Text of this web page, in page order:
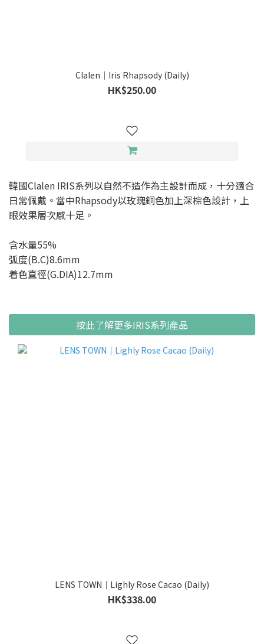
Clalen｜Iris Rhapsody (Daily)
HK$250.00
韓國Clalen IRIS系列以自然不造作為主設計而成，十分適合
日常佩戴。當中Rhapsody以玫瑰銅色加上深棕色設計，上
眼效果層次感十足。
含水量55%
弧度(B.C)8.6mm
着色直徑(G.DIA)12.7mm
按此了解更多IRIS系列產品
LENS TOWN｜Lighly Rose Cacao (Daily)
HK$338.00